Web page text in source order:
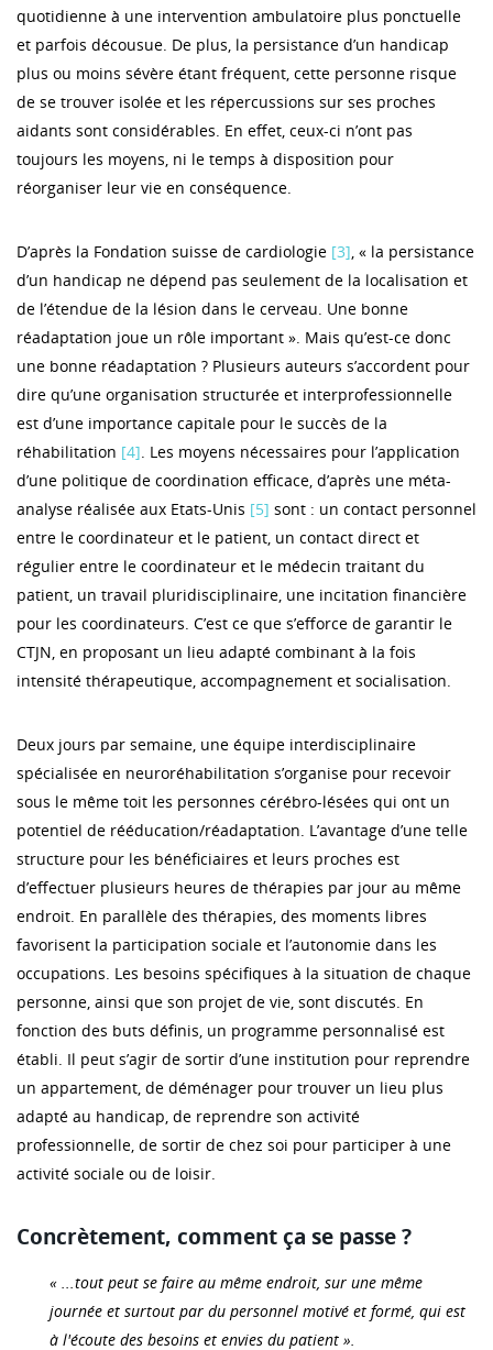
quotidienne à une intervention ambulatoire plus ponctuelle
et parfois décousue. De plus, la persistance d’un handicap
plus ou moins sévère étant fréquent, cette personne risque
de se trouver isolée et les répercussions sur ses proches
aidants sont considérables. En effet, ceux-ci n’ont pas
toujours les moyens, ni le temps à disposition pour
réorganiser leur vie en conséquence.
D’après la Fondation suisse de cardiologie [3], « la persistance
d’un handicap ne dépend pas seulement de la localisation et
de l’étendue de la lésion dans le cerveau. Une bonne
réadaptation joue un rôle important ». Mais qu’est-ce donc
une bonne réadaptation ? Plusieurs auteurs s’accordent pour
dire qu’une organisation structurée et interprofessionnelle
est d’une importance capitale pour le succès de la
réhabilitation [4]. Les moyens nécessaires pour l’application
d’une politique de coordination efficace, d’après une méta-
analyse réalisée aux Etats-Unis [5] sont : un contact personnel
entre le coordinateur et le patient, un contact direct et
régulier entre le coordinateur et le médecin traitant du
patient, un travail pluridisciplinaire, une incitation financière
pour les coordinateurs. C’est ce que s’efforce de garantir le
CTJN, en proposant un lieu adapté combinant à la fois
intensité thérapeutique, accompagnement et socialisation.
Deux jours par semaine, une équipe interdisciplinaire
spécialisée en neuroréhabilitation s’organise pour recevoir
sous le même toit les personnes cérébro-lésées qui ont un
potentiel de rééducation/réadaptation. L’avantage d’une telle
structure pour les bénéficiaires et leurs proches est
d’effectuer plusieurs heures de thérapies par jour au même
endroit. En parallèle des thérapies, des moments libres
favorisent la participation sociale et l’autonomie dans les
occupations. Les besoins spécifiques à la situation de chaque
personne, ainsi que son projet de vie, sont discutés. En
fonction des buts définis, un programme personnalisé est
établi. Il peut s’agir de sortir d’une institution pour reprendre
un appartement, de déménager pour trouver un lieu plus
adapté au handicap, de reprendre son activité
professionnelle, de sortir de chez soi pour participer à une
activité sociale ou de loisir.
Concrètement, comment ça se passe ?
« ...tout peut se faire au même endroit, sur une même
journée et surtout par du personnel motivé et formé, qui est
à l'écoute des besoins et envies du patient ».